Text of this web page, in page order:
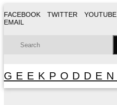
FACEBOOK TWITTER YOUTUBE
EMAIL
GEEKPODDEN